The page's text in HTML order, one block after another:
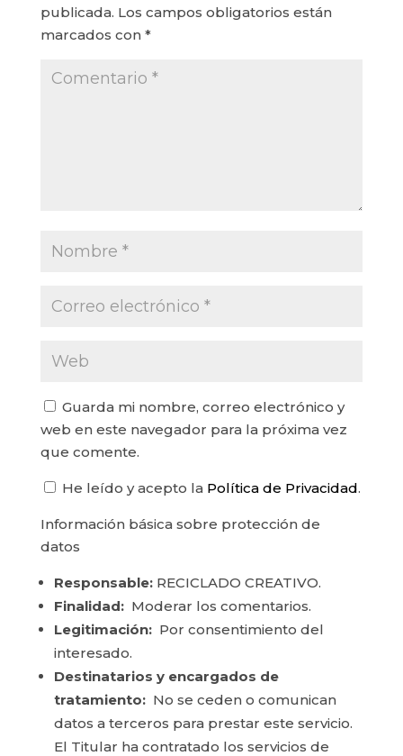
publicada. Los campos obligatorios están
marcados con *
Guarda mi nombre, correo electrónico y
web en este navegador para la próxima vez
que comente.
He leído y acepto la Política de Privacidad.
Información básica sobre protección de
datos
Responsable:RECICLADO CREATIVO.
Finalidad:Moderar los comentarios.
Legitimación:Por consentimiento del
interesado.
Destinatarios y encargados de
tratamiento:No se ceden o comunican
datos a terceros para prestar este servicio.
El Titular ha contratado los servicios de